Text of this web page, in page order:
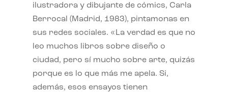
ilustradora y dibujante de cómics, Carla
Berrocal (Madrid, 1983), pintamonas en
sus redes sociales. «La verdad es que no
leo muchos libros sobre diseño o
ciudad, pero sí mucho sobre arte, quizás
porque es lo que más me apela. Si,
además, esos ensayos tienen